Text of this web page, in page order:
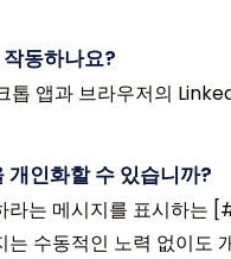
동하나요?
앱과 브라우저의
개인화할 수 있습니까?
하라는 메시지를 표시
수동적인 노력 없이도